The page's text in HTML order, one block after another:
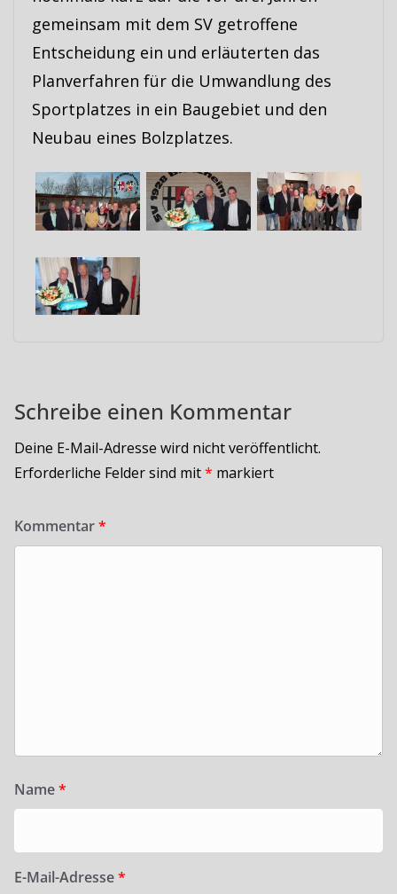
gemeinsam mit dem SV getroffene
Entscheidung ein und erläuterten das
Planverfahren für die Umwandlung des
Sportplatzes in ein Baugebiet und den
Neubau eines Bolzplatzes.
Schreibe einen Kommentar
Deine E-Mail-Adresse wird nicht veröffentlicht.
Erforderliche Felder sind mit* markiert
Kommentar*
Name*
E-Mail-Adresse*